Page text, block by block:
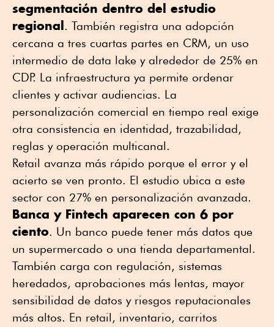
segmentación dentro del estudio
regional . También registra una adopción
cercana a tres cuartas partes en CRM, un uso
intermedio de data lake y alrededor de 25% en
CDP. La infraestructura ya permite ordenar
clientes y activar audiencias. La
personalización comercial en tiempo real exige
otra consistencia en identidad, trazabilidad,
reglas y operación multicanal.
Retail avanza más rápido porque el error y el
acierto se ven pronto. El estudio ubica a este
sector con 27% en personalización avanzada.
Banca y Fintech aparecen con 6 por
ciento. Un banco puede tener más datos que
un supermercado o una tienda departamental.
También carga con regulación, sistemas
heredados, aprobaciones más lentas, mayor
sensibilidad de datos y riesgos reputacionales
más altos. En retail, inventario, carritos